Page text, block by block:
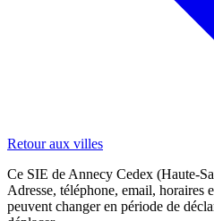
Retour aux villes
Ce SIE de Annecy Cedex (Haute-
Adresse, téléphone, email, horaires
peuvent changer en période de